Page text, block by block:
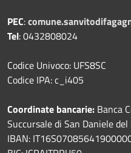
PEC:
Tel: 0432808024
Codice Univoco: UFS8SC
Codice IPA: c_i405
Coordinate bancarie: Banca
Succursale di San Daniele
IBAN: